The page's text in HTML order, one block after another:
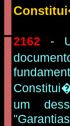
2162 -
um